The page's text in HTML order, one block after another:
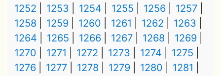
1252
1253 1254 1255 1256
1257
1258
1259 1260 1261 1262
1263
1264
1265 1266 1267 1268
1269
1270
1271 1272 1273 1274
1275
1276
1277 1278 1279 1280
1281